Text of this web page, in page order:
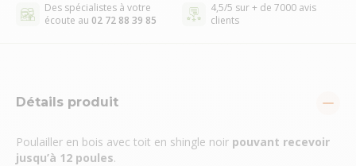
Des spécialistes à votre
écoute au 02 72 88 39 85
4,5/5 sur + de 7000 avis
clients
Détails produit
Poulailler en bois avec toit en shingle noir pouvant recevoir
jusqu’à 12 poules.